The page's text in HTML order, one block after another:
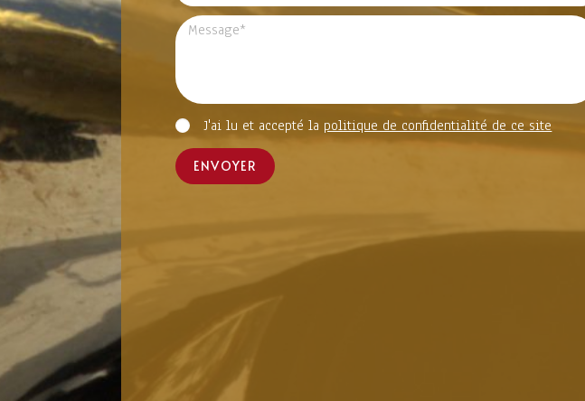
J'ai lu et accepté la politique de confidentialité de ce site
ENVOYER